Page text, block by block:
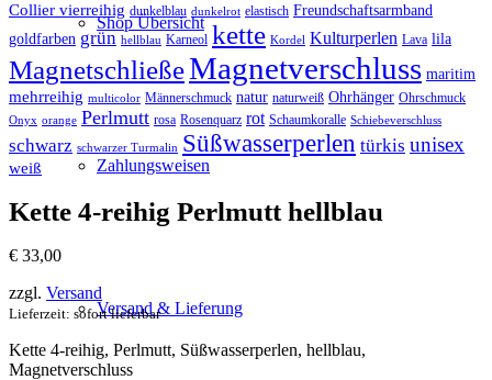
Shop Übersicht
Zahlungsweisen
Versand & Lieferung
Collier vierreihig dunkelblau dunkelrot elastisch Freundschaftsarmband
goldfarben grün hellblau Karneol kette Kordel Kulturperlen Lava lila
MagnetschließeMagnetverschluss maritim
mehrreihig multicolor Männerschmuck natur naturweiß Ohrhänger Ohrschmuck
Onyx orange Perlmutt rosa Rosenquarz rot Schaumkoralle Schiebeverschluss
schwarz schwarzer Turmalin Süßwasserperlen türkis unisex
weiß
Kette 4-reihig Perlmutt hellblau
€ 33,00
zzgl. Versand
Lieferzeit: sofort lieferbar
Kette 4-reihig, Perlmutt, Süßwasserperlen, hellblau,
Magnetverschluss